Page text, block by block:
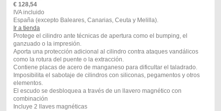
€ 128,54
IVA incluido
España (excepto Baleares, Canarias, Ceuta y Melilla).
Ir a tienda
Protege el cilindro ante técnicas de apertura como el bumping, el
ganzuado o la impresión.
Aporta una protección adicional al cilindro contra ataques vandálicos
como la rotura del puente o la extracción.
Contiene placas de acero de manganeso para dificultar el taladrado.
Imposibilita el sabotaje de cilindros con siliconas, pegamentos y otros
elementos.
El escudo se desbloquea a través de un llavero magnético con
combinación
Incluye 2 llaves magnéticas